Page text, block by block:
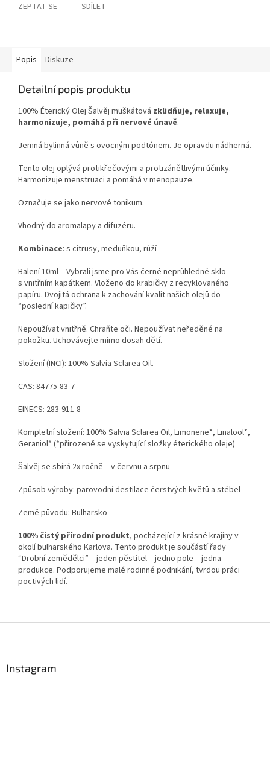
ZEPTAT SE SDÍLET
Popis Diskuze
Detailní popis produktu
100% Éterický Olej Šalvěj muškátová zklidňuje, relaxuje,
harmonizuje, pomáhá při nervové únavě.
Jemná bylinná vůně s ovocným podtónem. Je opravdu nádherná.
Tento olej oplývá protikřečovými a protizánětlivými účinky.
Harmonizuje menstruaci a pomáhá v menopauze.
Označuje se jako nervové tonikum.
Vhodný do aromalapy a difuzéru.
Kombinace: s citrusy, meduňkou, růží
Balení 10ml –Vybrali jsme pro Vás černé neprůhledné sklo
s vnitřním kapátkem. Vloženo do krabičky z recyklovaného
papíru. Dvojitá ochrana k zachování kvalit našich olejů do
“poslední kapičky”.
Nepoužívat vnitřně. Chraňte oči. Nepoužívat neředěné na
pokožku. Uchovávejte mimo dosah dětí.
Složení (INCI): 100% Salvia Sclarea Oil.
CAS: 84775-83-7
EINECS: 283-911-8
Kompletní složení: 100% Salvia Sclarea Oil, Limonene*, Linalool*,
Geraniol* (*přirozeně se vyskytující složky éterického oleje)
Šalvěj se sbírá 2x ročně – v červnu a srpnu
Způsob výroby: parovodní destilace čerstvých květů a stébel
Země původu: Bulharsko
100% čistý přírodní produkt, pocházející z krásné krajiny v
okolí bulharského Karlova. Tento produkt je součástí řady
“Drobní zemědělci” – jeden pěstitel – jedno pole – jedna
produkce. Podporujeme malé rodinné podnikání, tvrdou práci
poctivých lidí.
Instagram